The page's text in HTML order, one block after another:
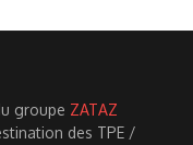
groupe ZATAZ
des TPE /